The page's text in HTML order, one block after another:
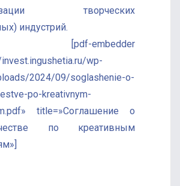
творческих
индустрий.
embedder
wp-
2024/09/soglashenie-o-
po-kreativnym-
title=»Соглашение о
по креативным